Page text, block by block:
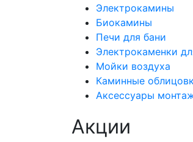
Электрокамины
Биокамины
Печи для бани
Электрокаменки
Мойки воздуха
Каминные
Аксессуары
Акции